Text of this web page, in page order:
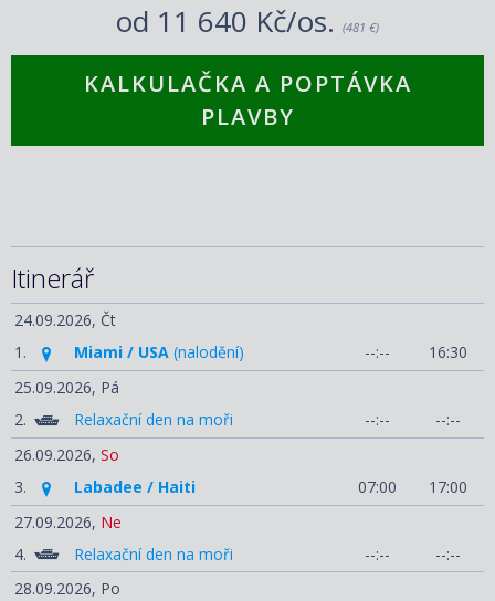
od 11 640 Kč/os. (481 €)
KALKULAČKA A POPTÁVKA
PLAVBY
Itinerář
24.09.2026, Čt
1.
Miami / USA (nalodění) --:--
16:30
25.09.2026, Pá
2.
Relaxační den na moři --:--
--:--
26.09.2026, So
3.
Labadee / Haiti 07:00
17:00
27.09.2026, Ne
4.
Relaxační den na moři --:--
--:--
28.09.2026, Po